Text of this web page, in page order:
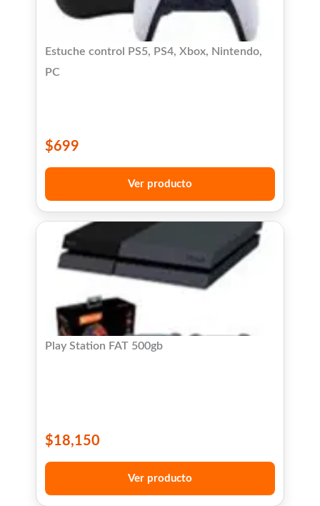
Estuche control PS5, PS4, Xbox, Nintendo,
PC
$699
Ver producto
Play Station FAT 500gb
$18,150
Ver producto